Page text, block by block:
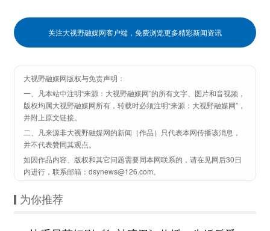
关注大视野融媒网客户端，免费浏览更多精彩新闻资讯
大视野融媒网版权与免责声明：
一、凡本站中注明“来源：大视野融媒网”的所有文字、图片和音视频，
版权均属大视野融媒网所有，转载时必须注明“来源：大视野融媒网”，
并附上原文链接。
二、凡来源非大视野融媒网的新闻（作品）只代表本网传播该消息，
并不代表赞同其观点。
如因作品内容、版权和其它问题需要同本网联系的，请在见网后30日
内进行，联系邮箱：dsynews@126.com。
为你推荐